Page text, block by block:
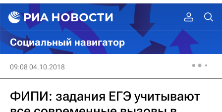
Социальный навигатор
09:08 04.10.2018
ФИПИ: задания ЕГЭ учитывают